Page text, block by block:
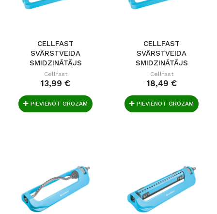
CELLFAST
SVĀRSTVEIDA
SMIDZINĀTĀJS
ECONOMIC IDEAL
Cellfast
13,99 €
PIEVIENOT GROZAM
CELLFAST
SVĀRSTVEIDA
SMIDZINĀTĀJS
SWING IDEAL
Cellfast
18,49 €
PIEVIENOT GROZAM